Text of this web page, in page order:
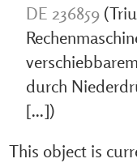
DE 236859
durch
[...])
This object is